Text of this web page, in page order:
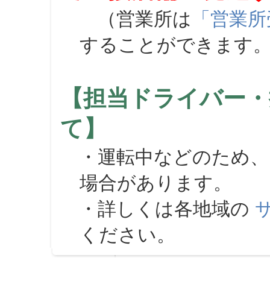
（営業所は 「営業
することができます
【担当ドライバー
て】
・運転中などのため
場合があります。
・詳しくは各地域の
ください。